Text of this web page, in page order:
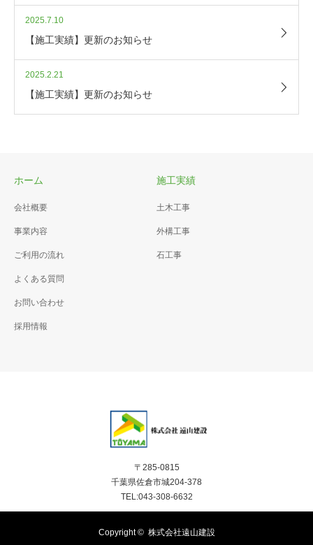
2025.7.10
【施工実績】更新のお知らせ
2025.2.21
【施工実績】更新のお知らせ
ホーム
会社概要
事業内容
ご利用の流れ
よくある質問
お問い合わせ
採用情報
施工実績
土木工事
外構工事
石工事
〒285-0815
千葉県佐倉市城204-378
TEL:043-308-6632
Copyright © 株式会社遠山建設